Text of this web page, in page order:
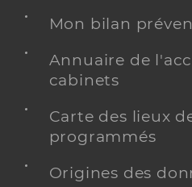
Mon bilan
Annuaire de
cabinets
Carte des lieux
programmés
Origines des